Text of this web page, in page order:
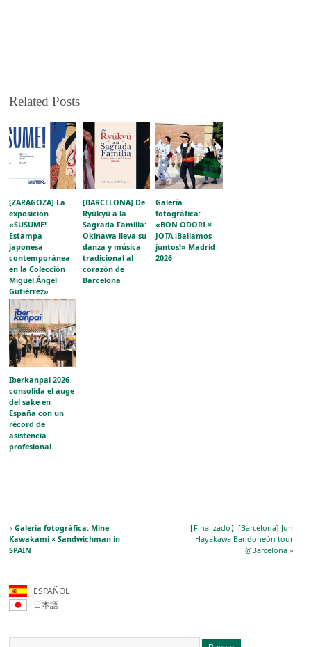
Related Posts
[ZARAGOZA] La
exposición
«SUSUME!
Estampa
japonesa
contemporánea
en la Colección
Miguel Ángel
Gutiérrez»
acerca la
evolución del
grabado japonés
al público
aragonés
[BARCELONA] De
Ryūkyū a la
Sagrada Familia:
Okinawa lleva su
danza y música
tradicional al
corazón de
Barcelona
Galería
fotográfica:
«BON ODORI ×
JOTA ¡Bailamos
juntos!» Madrid
2026
Iberkanpai 2026
consolida el auge
del sake en
España con un
récord de
asistencia
profesional
«Galería fotográfica: Mine
Kawakami × Sandwichman in
SPAIN
【Finalizado】[Barcelona] Jun
Hayakawa Bandoneón tour
@Barcelona»
ESPAÑOL
日本語